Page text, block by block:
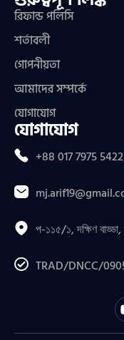
রিফান্ড পলিসি
শর্তাবলী
গোপনীয়তা
আমাদের সম্পর্কে
যোগাযোগ
যোগাযোগ
+88 017 7975 5422
প-১১৫/১, দক্ষিণ
TRAD/DNCC/